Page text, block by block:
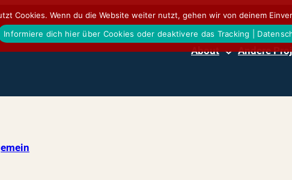
About Andere
Cookies. Wenn du die Website weiter nutzt, gehen wir von deinem
Informiere dich hier über Cookies oder deaktivere das Tracking |